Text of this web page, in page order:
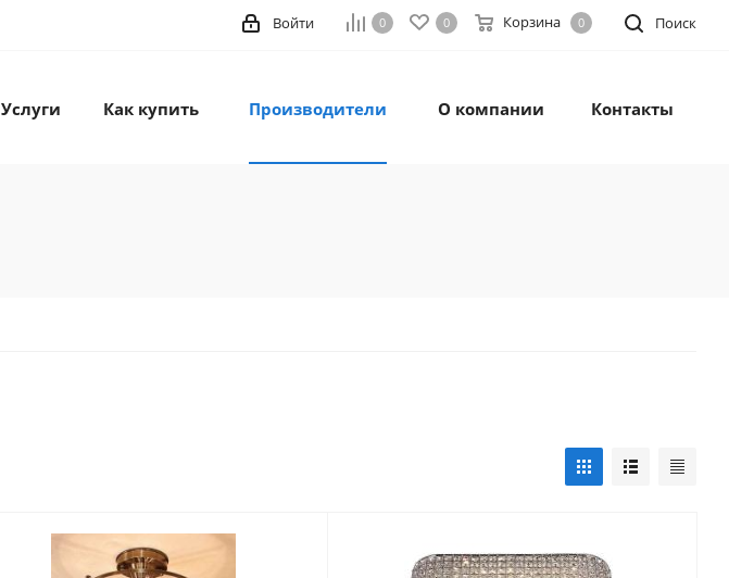
Поиск
0 0 Корзина 0
Войти
Услуги Как купить Производители О компании Контакты